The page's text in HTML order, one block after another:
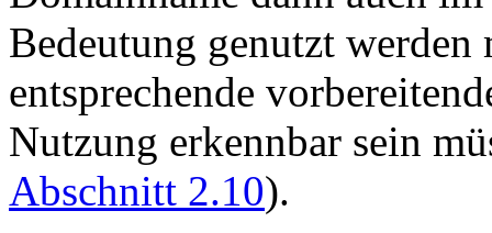
Bedeutung genutzt werden
entsprechende
Nutzung erkennbar sein
Abschnitt 2.10).